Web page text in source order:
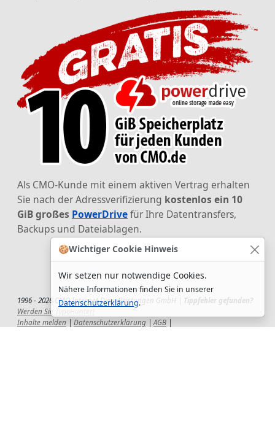
🍪Wichtiger Cookie Hinweis
Wir setzen nur notwendige Cookies.
Nähere Informationen finden Sie in unserer
Datenschutzerklärung.
Als CMO-Kunde mit einem aktiven Vertrag erhalten
Sie nach der Adressverifizierung kostenlos ein 10
GiB großes PowerDrivefür Ihre Datentransfers,
Backups und Dateiablagen.
1996 - 2026 CMO Internet Dienstleistungen GmbH | Tippfehler gefunden?
Werden Sie TypoHunter!
Inhalte melden
Datenschutzerklärung AGB